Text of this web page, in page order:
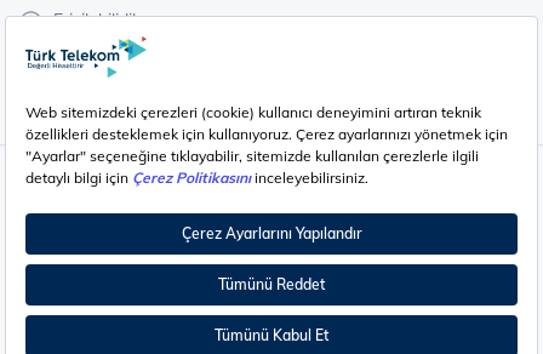
Erişilebilirlik
Çerez Ayarları